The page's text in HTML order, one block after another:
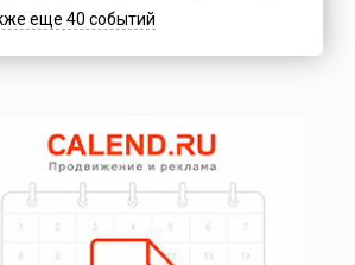
еще 40 событий